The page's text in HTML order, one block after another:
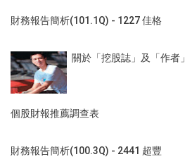
財務報告簡析(101.1Q) - 1227 佳格
關於「挖股誌」及「作者」
個股財報推薦調查表
財務報告簡析(100.3Q) - 2441 超豐